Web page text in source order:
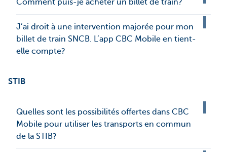
Comment puis-je acheter un billet de train?
J’ai droit à une intervention majorée pour mon
billet de train SNCB. L’app CBC Mobile en tient-
elle compte?
STIB
Quelles sont les possibilités offertes dans CBC
Mobile pour utiliser les transports en commun
de la STIB?